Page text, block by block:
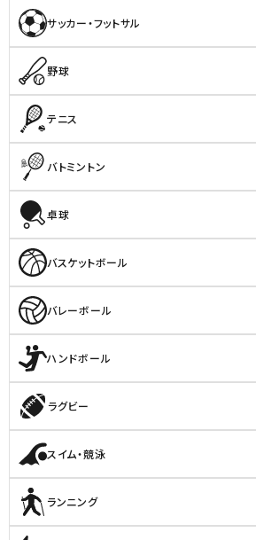
サッカー・フットサル
野球
テニス
バトミントン
卓球
バスケットボール
バレーボール
ハンドボール
ラグビー
スイム・競泳
ランニング